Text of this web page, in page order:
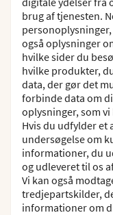
brug af tjenesten.
også oplysninger
hvilke sider du
hvilke produkter,
data, der gør det
forbinde data om
oplysninger, som
Hvis du udfylder et
undersøgelse om
informationer, du
og udleveret til os
Vi kan også
tredjepartskilder,
informationer om